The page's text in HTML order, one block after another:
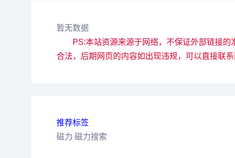
暂无数据
PS:本站资源来源于网络，不保证外部链接
合法，后期网页的内容如出现违规，可以直接联
推荐标签
磁力 磁力搜索